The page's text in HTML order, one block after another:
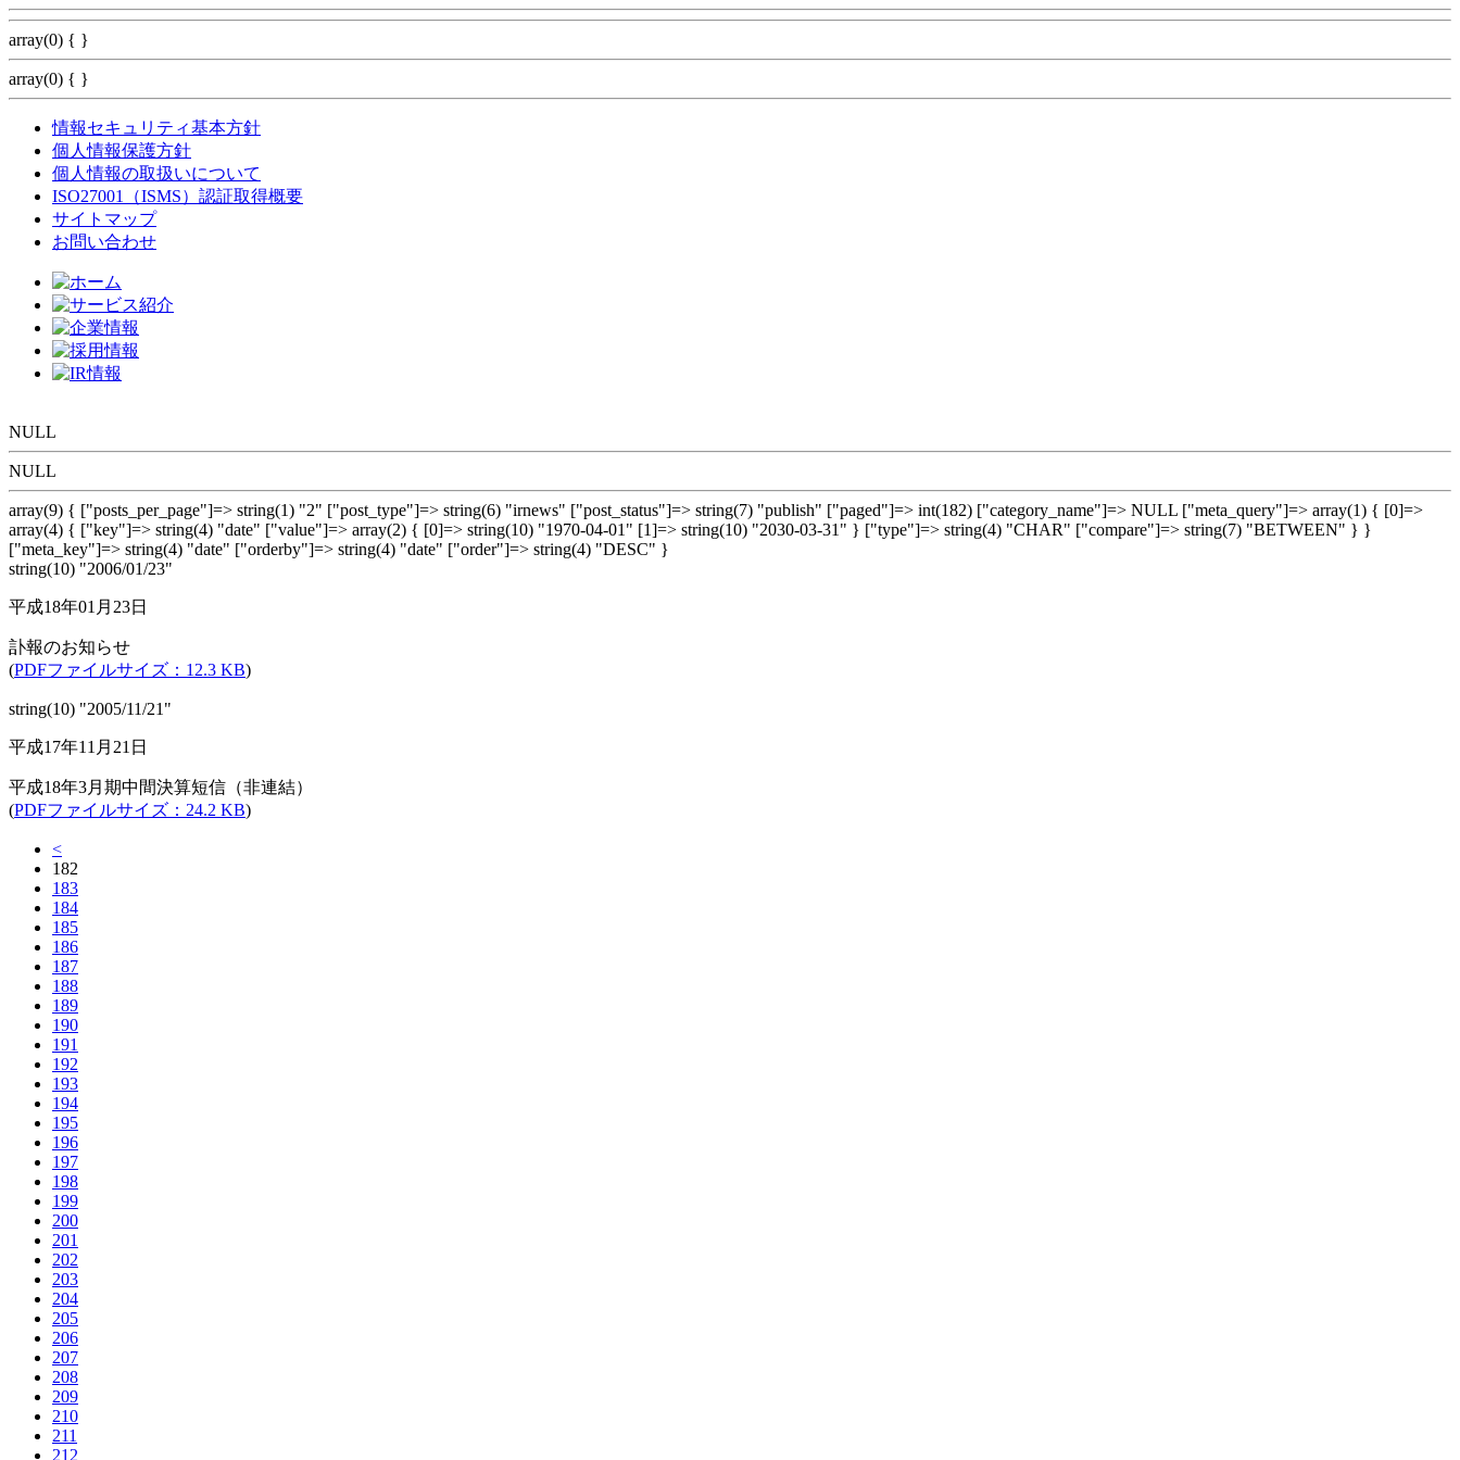
array(0) { }
array(0) { }
情報セキュリティ基本方針
個人情報保護方針
個人情報の取扱いについて
ISO27001（ISMS）認証取得概要
サイトマップ
お問い合わせ
NULL
NULL
array(9) { ["posts_per_page"]=> string(1) "2" ["post_type"]=> string(6) "irnews" ["post_status"]=> string(7) "publish" ["paged"]=> int(182) ["category_name"]=> NULL ["meta_query"]=> array(1) { [0]=>
array(4) { ["key"]=> string(4) "date" ["value"]=> array(2) { [0]=> string(10) "1970-04-01" [1]=> string(10) "2030-03-31" } ["type"]=> string(4) "CHAR" ["compare"]=> string(7) "BETWEEN" } }
["meta_key"]=> string(4) "date" ["orderby"]=> string(4) "date" ["order"]=> string(4) "DESC" }
string(10) "2006/01/23"
平成18年01月23日
訃報のお知らせ
(PDFファイルサイズ：12.3 KB)
string(10) "2005/11/21"
平成17年11月21日
平成18年3月期中間決算短信（非連結）
(PDFファイルサイズ：24.2 KB)
<
182
183
184
185
186
187
188
189
190
191
192
193
194
195
196
197
198
199
200
201
202
203
204
205
206
207
208
209
210
211
212